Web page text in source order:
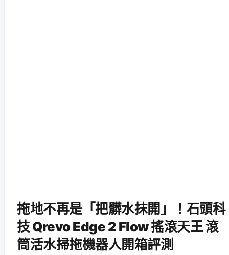
拖地不再是「把髒水抹開」！石頭科
技 Qrevo Edge 2 Flow 搖滾天王 滾
筒活水掃拖機器人開箱評測